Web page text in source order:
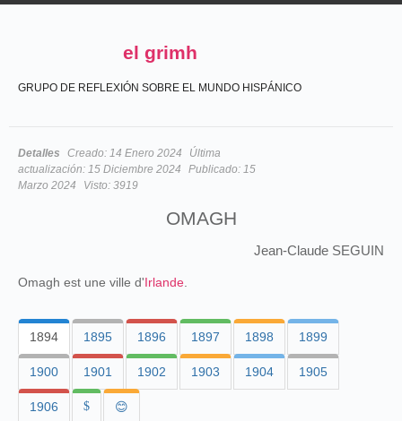
el grimh
GRUPO DE REFLEXIÓN SOBRE EL MUNDO HISPÁNICO
Detalles Creado: 14 Enero 2024
Última
actualización: 15 Diciembre 2024 Publicado: 15
Marzo 2024
Visto: 3919
OMAGH
Jean-Claude SEGUIN
Omagh est une ville d'Irlande
1894 1895 1896 1897 1898 1899
1900 1901 1902 1903 1904 1905
1906 $ 😊